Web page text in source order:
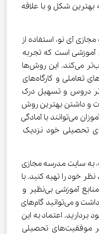
بهترین شکل و با علاقه
مجازی آی نو، استفاده از
روش‌های نوین آموزشی است که تجربه
یادگیری را برای دانش‌آموزان جذاب‌تر می‌کند. این روش‌ها
شامل ویدئوهای آموزشی، آزمون‌های تعاملی و کارگاه‌های
است که به یادگیری عمیق‌تر دروس و تسهیل درک
امکانات و داشتن بهترین روش
مطالعه کار و فناوری هفتم دانش‌آموزان می‌توانند با آمادگی
به امتحانات و چالش‌های تحصیلی خود نزدیک
به سایت مدرسه مجازی
خود را تهیه کنید. با
انتخاب اشتراک مناسب، شما به منابع آموزشی بی‌نظیر و
اساتید حرفه‌ای دسترسی خواهید داشت و می‌توانید گام‌های
اعتماد به این
مدرسه پیشگام، شما را در مسیر موفقیت‌های تحصیلی